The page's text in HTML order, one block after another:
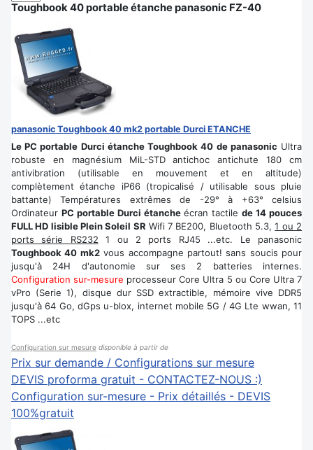
Toughbook 40 portable étanche panasonic FZ-40
panasonic Toughbook 40 mk2 portable Durci ETANCHE
Le PC portable Durci étanche Toughbook 40 de panasonic Ultra
robuste en magnésium MiL-STD antichoc antichute 180 cm
antivibration (utilisable en mouvement et en altitude)
complètement étanche iP66 (tropicalisé / utilisable sous pluie
battante) Températures extrêmes de -29° à +63° celsius
Ordinateur PC portable Durci étancheécran tactilede 14 pouces
FULL HD lisible Plein Soleil SR Wifi 7 BE200, Bluetooth 5.3,1 ou 2
ports série RS232 1 ou 2 ports RJ45 ...etc. Le panasonic
Toughbook 40 mk2vous accompagne partout! sans soucis pour
jusqu'à 24H d'autonomie sur ses 2 batteries internes.
Configuration sur-mesure processeur Core Ultra 5 ou Core Ultra 7
vPro (Serie 1), disque dur SSD extractible, mémoire vive DDR5
jusqu'à 64 Go, dGps u-blox, internet mobile 5G / 4G Lte wwan, 11
TOPS ...etc
Configuration sur mesure disponible à partir de
Prix sur demande / Configurations sur mesure
DEVIS proforma gratuit - CONTACTEZ-NOUS :)
Configuration sur-mesure - Prix détaillés - DEVIS
100%gratuit